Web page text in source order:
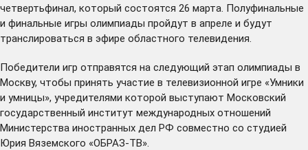
четвертьфинал, который состоятся 26 марта. Полуфинальные
и финальные игры олимпиады пройдут в апреле и будут
транслироваться в эфире областного телевидения.
Победители игр отправятся на следующий этап олимпиады в
Москву, чтобы принять участие в телевизионной игре «Умники
и умницы», учредителями которой выступают Московский
государственный институт международных отношений
Министерства иностранных дел РФ совместно со студией
Юрия Вяземского «ОБРАЗ-ТВ».